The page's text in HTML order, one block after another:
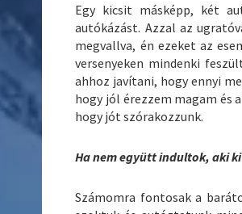
Egy kicsit másképp, két
autókázást. Azzal az
megvallva, én ezeket az
versenyeken mindenki
ahhoz javítani, hogy ennyi
hogy jól érezzem magam és
hogy jót szórakozzunk.
Ha nem együtt indultok, aki
Számomra fontosak a